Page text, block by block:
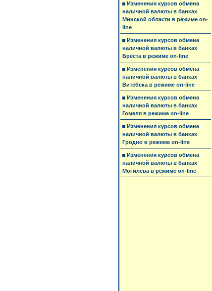
Изменения курсов обмена
наличной валюты в банках
Минской области в режиме on-
line
Изменения курсов обмена
наличной валюты в банках
Бреста в режиме on-line
Изменения курсов обмена
наличной валюты в банках
Витебска в режиме on-line
Изменения курсов обмена
наличной валюты в банках
Гомеля в режиме on-line
Изменения курсов обмена
наличной валюты в банках
Гродно в режиме on-line
Изменения курсов обмена
наличной валюты в банках
Могилева в режиме on-line